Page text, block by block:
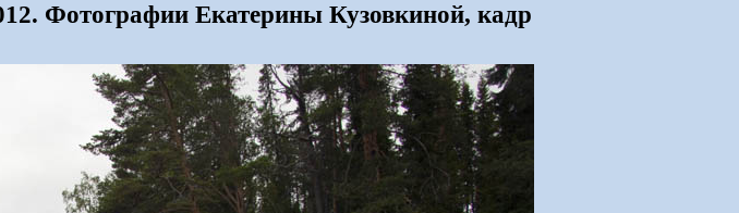
Фотографии Екатерины Кузовкиной, кадр